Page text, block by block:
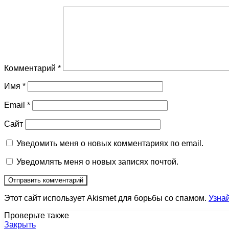
Комментарий *
Имя *
Email *
Сайт
Уведомить меня о новых комментариях по email.
Уведомлять меня о новых записях почтой.
Этот сайт использует Akismet для борьбы со спамом.
Проверьте также
Закрыть